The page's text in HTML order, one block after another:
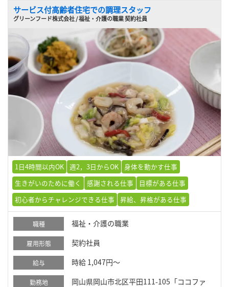
サービス付高齢者住宅での調理スタッフ
グリーンフード株式会社 / 福祉・介護の職業 契約社員
1日4時間以内OK 週2，3日からOK 身体を動かす仕事
生きがいのために働く
感謝される仕事
目標がある仕事
初心者からチャレンジできる仕事
昇給、昇格がある仕事
職種 福祉・介護の職業
雇用形態 契約社員
給与 時給 1,047円～
勤務地
岡山県岡山市北区平田111-105「ココファ